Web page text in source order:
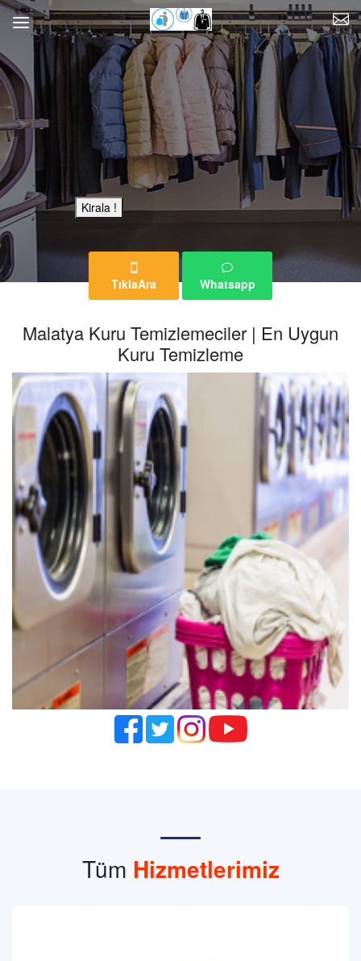
TıklaAra Whatsapp
Bu Reklam Sayfası Kiralıktır.
Kirala !
Malatya Kuru Temizlemeciler | En Uygun
Kuru Temizleme
Tüm Hizmetlerimiz